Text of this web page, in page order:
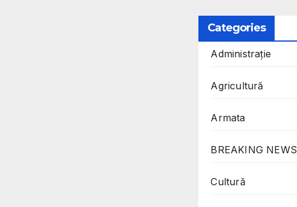
Categories
Administrație
Agricultură
Armata
BREAKING NEWS
Cultură